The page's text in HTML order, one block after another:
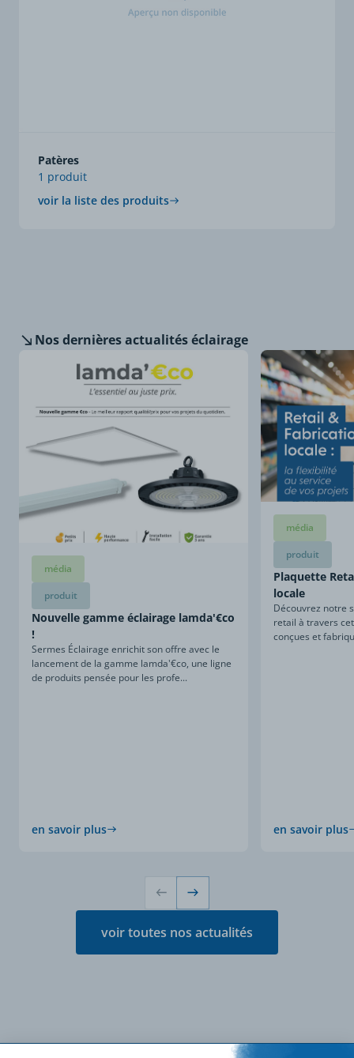
Patères
1 produit
voir la liste des produits
Nos dernièresactualités éclairage
média
produit
Nouvelle gamme éclairage lamda'€co
!
Sermes Éclairage enrichit son offre avec le
lancement de la gamme lamda'€co, une ligne
de produits pensée pour les profe...
en savoir plus
média
produit
Plaquette
locale
Découvrez notre
retail à travers
conçues et
en savoir plus
voir toutes nos actualités